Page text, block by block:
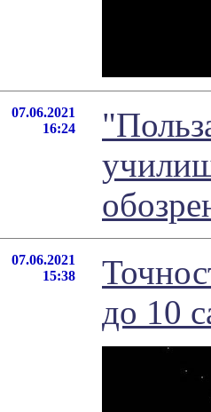
07.06.2021
16:24
07.06.2021
15:38
до 10